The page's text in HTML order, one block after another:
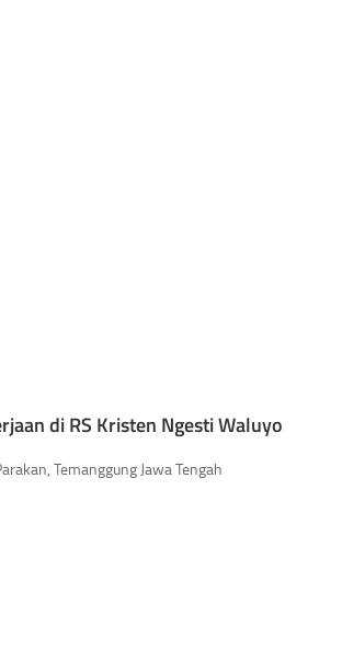
di RS Kristen Ngesti Waluyo
Temanggung Jawa Tengah